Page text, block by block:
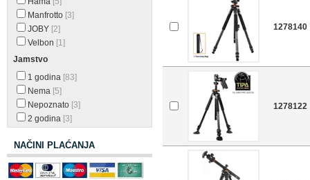
Manfrotto [3]
JOBY [2]
Velbon [1]
Jamstvo
1 godina [83]
Nema [5]
Nepoznato [3]
2 godina [3]
NAČINI PLAĆANJA
1278140
1278122